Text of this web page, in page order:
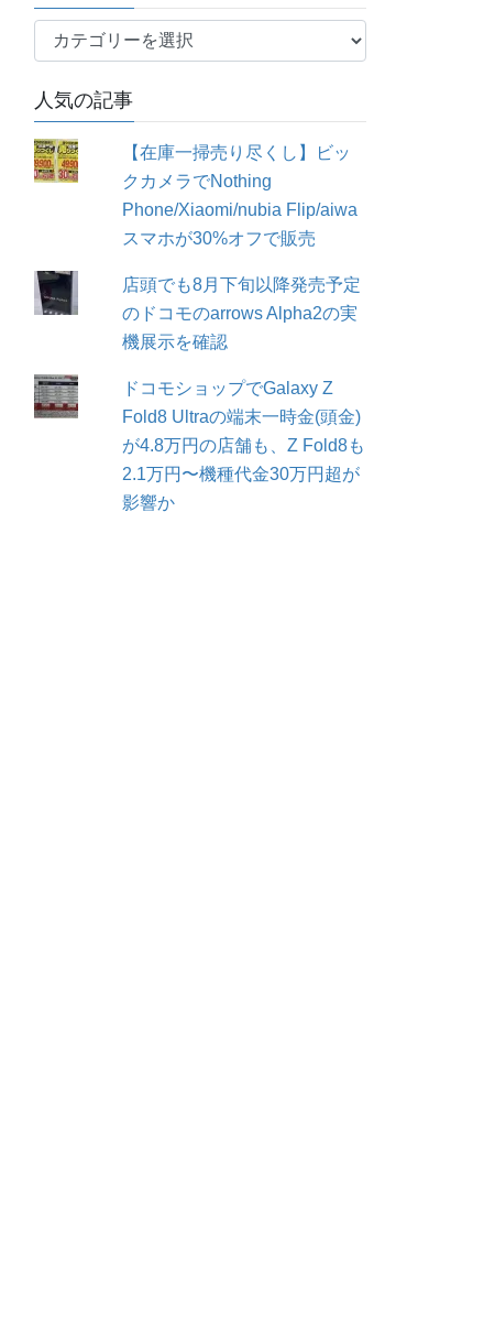
テ
リ
ー
人気の記事
【在庫一掃売り尽くし】ビッ
クカメラでNothing
Phone/Xiaomi/nubia Flip/aiwa
スマホが30%オフで販売
店頭でも8月下旬以降発売予定
のドコモのarrows Alpha2の実
機展示を確認
ドコモショップでGalaxy Z
Fold8 Ultraの端末一時金(頭金)
が4.8万円の店舗も、Z Fold8も
2.1万円〜機種代金30万円超が
影響か